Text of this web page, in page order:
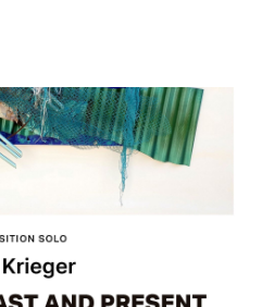
Dans le cadre du 200e
canal, ce long-métrage rend
industriel.
sous-titres anglais
tout le mois de mai, du
18h. Le film joue en boucle.